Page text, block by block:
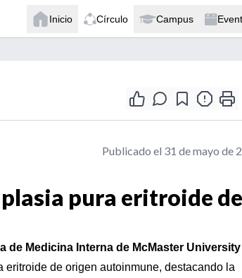
Inicio Círculo Campus
Publicado el 31 de mayo de
pura eritroide de
de Medicina Interna de McMaster
de origen autoinmune, destacando la